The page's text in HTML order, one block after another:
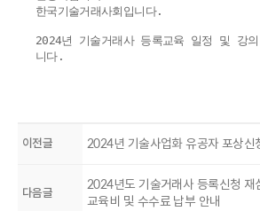
한국기술거래사회입니다.
2024년 기술거래사 등록교육 일정 및 강
니다.
이전글 2024년 기술사업화 유공자 포상신
다음글
2024년도 기술거래사 등록신청 재
교육비 및 수수료 납부 안내